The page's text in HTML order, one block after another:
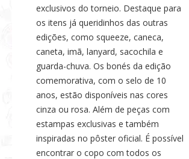
exclusivos do torneio. Destaque para
os itens já queridinhos das outras
edições, como squeeze, caneca,
caneta, imã, lanyard, sacochila e
guarda-chuva. Os bonés da edição
comemorativa, com o selo de 10
anos, estão disponíveis nas cores
cinza ou rosa. Além de peças com
estampas exclusivas e também
inspiradas no pôster oficial. É possível
encontrar o copo com todos os